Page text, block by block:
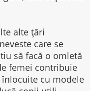
alte țări
care se
să facă o omletă
femei contribuie
cu modele